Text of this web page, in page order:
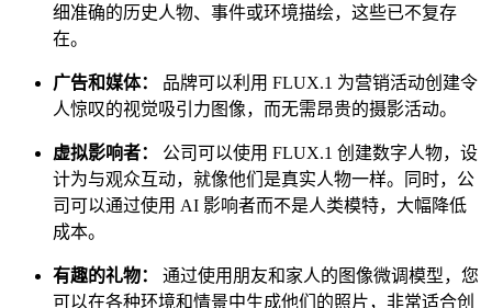
细准确的历史人物、事件或环境描绘，这些已不复存
在。
广告和媒体：
品牌可以利用 FLUX.1 为营销活动创建令
人惊叹的视觉吸引力图像，而无需昂贵的摄影活动。
虚拟影响者：
公司可以使用 FLUX.1 创建数字人物，设
计为与观众互动，就像他们是真实人物一样。同时，公
司可以通过使用 AI 影响者而不是人类模特，大幅降低
成本。
有趣的礼物：
通过使用朋友和家人的图像微调模型，您
可以在各种环境和情景中生成他们的照片，非常适合创